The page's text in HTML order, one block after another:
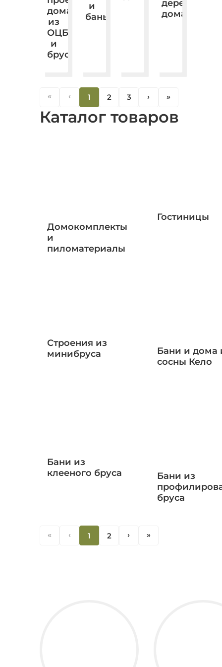
дома
из
ОЦБ
и
бруса.
и
бань.
деревянные
дома.
« ‹ 1 2 3 ‹ «
Каталог товаров
Домокомплекты
и
пиломатериалы
Гостиницы
Строения из
минибруса
Бани и дома
сосны Кело
Бани из
клееного бруса
Бани из
бруса
« ‹ 1 2 ‹ «